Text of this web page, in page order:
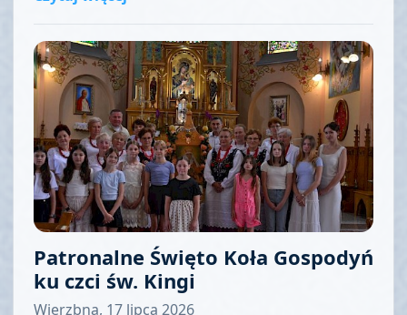
Patronalne Święto Koła Gospodyń
ku czci św. Kingi
Wierzbna, 17 lipca 2026